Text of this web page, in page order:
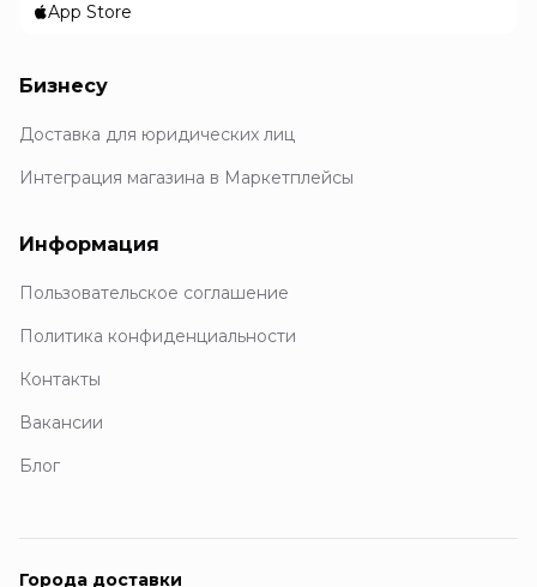
App Store
Бизнесу
Доставка для юридических лиц
Интеграция магазина в Маркетплейсы
Информация
Пользовательское соглашение
Политика конфиденциальности
Контакты
Вакансии
Блог
Города доставки